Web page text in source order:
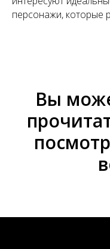
персонажи, которые
Вы